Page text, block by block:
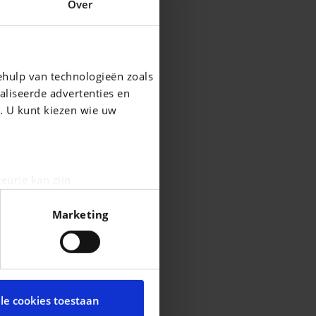
Over
van technologieën zoals
advertenties en
U kunt kiezen wie uw
detailgedeeltein. U
media te bieden en om
met onze partners voor
andere informatie die u
Marketing
cookies toestaan